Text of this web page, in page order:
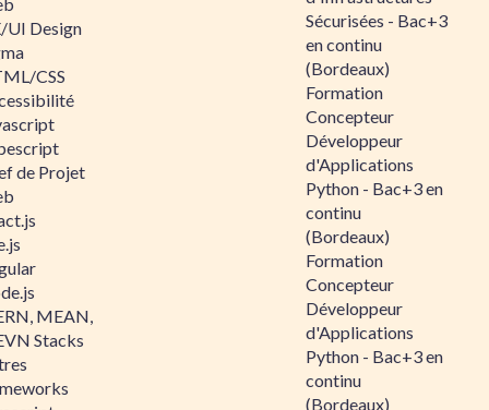
UI Design
CSS
de Projet
MEAN,
Stacks
Sécurisées - Bac+3
en continu
(Bordeaux)
Formation
Concepteur
Développeur
d'Applications
Python - Bac+3 en
continu
(Bordeaux)
Formation
Concepteur
Développeur
d'Applications
Python - Bac+3 en
continu
(Bordeaux)